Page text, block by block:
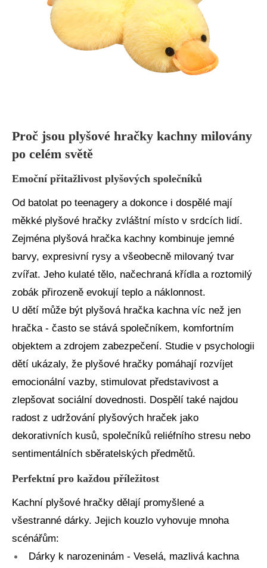
Proč jsou plyšové hračky kachny milovány
po celém světě
Emoční přitažlivost plyšových společníků
Od batolat po teenagery a dokonce i dospělé mají
měkké plyšové hračky zvláštní místo v srdcích lidí.
Zejména plyšová hračka kachny kombinuje jemné
barvy, expresivní rysy a všeobecně milovaný tvar
zvířat. Jeho kulaté tělo, načechraná křídla a roztomilý
zobák přirozeně evokují teplo a náklonnost.
U dětí může být plyšová hračka kachna víc než jen
hračka - často se stává společníkem, komfortním
objektem a zdrojem zabezpečení. Studie v psychologii
dětí ukázaly, že plyšové hračky pomáhají rozvíjet
emocionální vazby, stimulovat představivost a
zlepšovat sociální dovednosti. Dospělí také najdou
radost z udržování plyšových hraček jako
dekorativních kusů, společníků reliéfního stresu nebo
sentimentálních sběratelských předmětů.
Perfektní pro každou příležitost
Kachní plyšové hračky dělají promyšlené a
všestranné dárky. Jejich kouzlo vyhovuje mnoha
scénářům:
Dárky k narozeninám - Veselá, mazlivá kachna